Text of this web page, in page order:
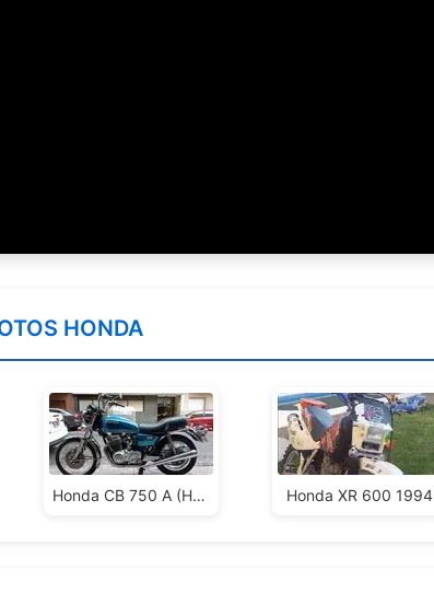
HONDA
Honda CB 750 A (Hondamatic) Honda XR 600 1994